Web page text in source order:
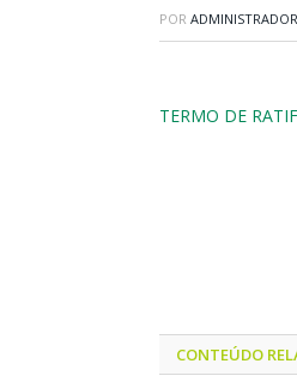
POR ADMINISTRADOR
TERMO DE
CONTEÚDO